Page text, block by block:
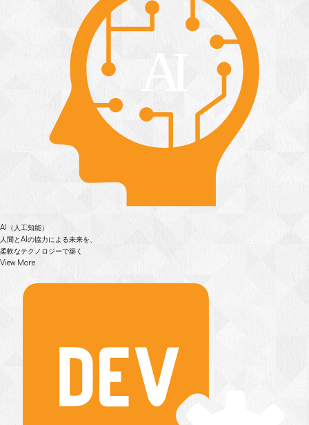
AI（人工知能）
人間とAIの協力による未来を、
柔軟なテクノロジーで築く
View More